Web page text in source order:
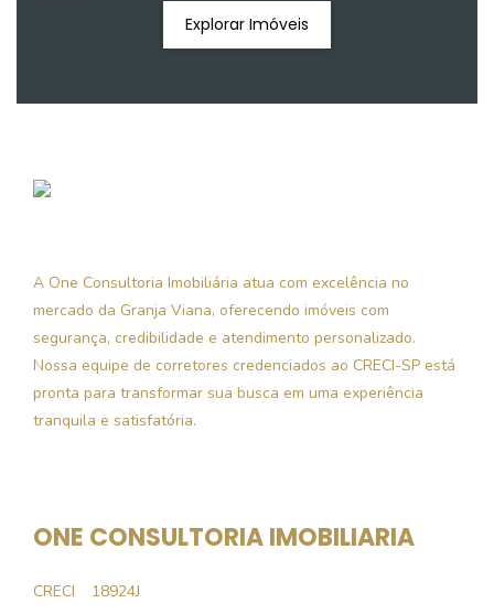
Explorar Imóveis
A One Consultoria Imobiliária atua com excelência no
mercado da Granja Viana, oferecendo imóveis com
segurança, credibilidade e atendimento personalizado.
Nossa equipe de corretores credenciados ao CRECI-SP está
pronta para transformar sua busca em uma experiência
tranquila e satisfatória.
ONE CONSULTORIA IMOBILIARIA
CRECI
18924J